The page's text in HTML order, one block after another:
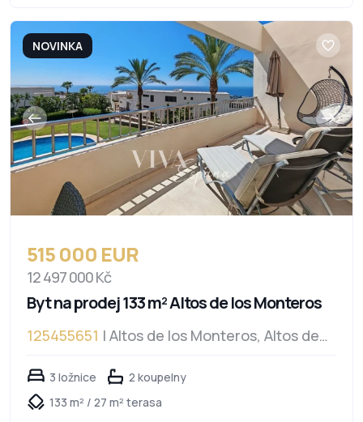
NOVINKA
515 000 EUR
12 497 000 Kč
Byt na prodej 133 m² Altos de los Monteros
125455651 | Altos de los Monteros, Altos de
3 ložnice
2 koupelny
133 m² / 27 m² terasa